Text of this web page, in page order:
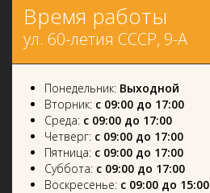
Время работы
ул. 60-летия СССР, 9-А
Понедельник: Выходной
Вторник: с 09:00 до 17:00
Среда: с 09:00 до 17:00
Четверг: с 09:00 до 17:00
Пятница: с 09:00 до 17:00
Суббота: с 09:00 до 17:00
Воскресенье: с 09:00 до 15:00